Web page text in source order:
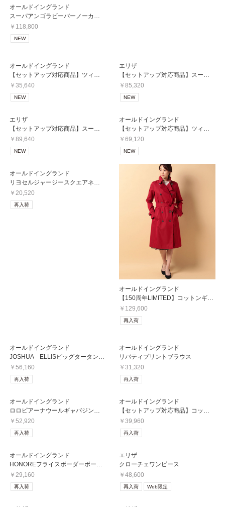
オールドイングランド
￥118,800
NEW
オールドイングランド
￥35,640
NEW
エリザ
￥85,320
NEW
エリザ
￥89,640
NEW
オールドイングランド
￥69,120
NEW
オールドイングランド
￥20,520
再入荷
オールドイングランド
￥129,600
再入荷
オールドイングランド
￥56,160
再入荷
オールドイングランド
リバティプリントブラウス
￥31,320
再入荷
オールドイングランド
￥52,920
再入荷
オールドイングランド
￥39,960
再入荷
オールドイングランド
￥29,160
再入荷
エリザ
クローチェワンピース
￥48,600
再入荷 Web限定